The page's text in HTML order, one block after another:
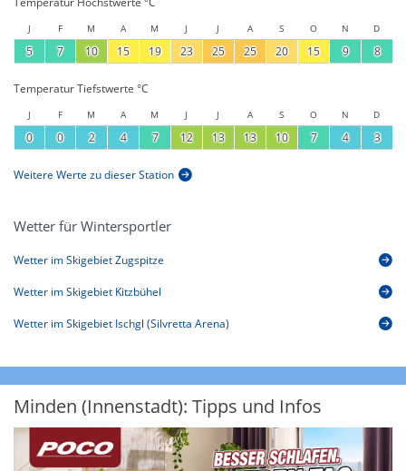
J F M A M J J A S O N D
5 7 10 15 19 23 25 25 20 15 9 8
Temperatur Tiefstwerte °C
J F M A M J J A S O N D
0 0 2 4 7 12 13 13 10 7 4 3
Weitere Werte zu dieser Station
Wetter für Wintersportler
Wetter im Skigebiet Zugspitze
Wetter im Skigebiet Kitzbühel
Wetter im Skigebiet Ischgl (Silvretta Arena)
Minden (Innenstadt): Tipps und Infos